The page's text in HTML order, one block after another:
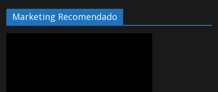
Marketing Recomendado